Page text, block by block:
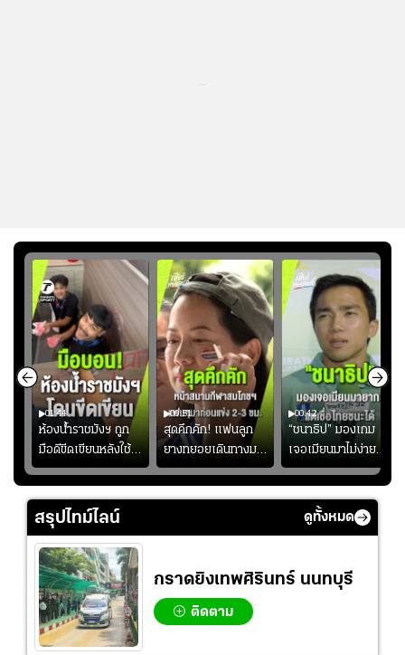
01:44
ห้องน้ำราชมังฯ ถูก
มือดีขีดเขียนหลังใช้
งานเพียงนัดเดียว
สมาคมฟุตบอลฯ
วอนแฟนบอลร่วมกัน
ดูแล
00:51
สุดคึกคัก! แฟนลูก
ยางทยอยเดินทางมา
หน้าสนามกีฬา
สมโภชฯ กันอย่าง
00:42
“ชนาธิป” มองเกม
เจอเมียนมาไม่ง่าย
ยอมรับเป็นงานยาก
สำหรับทีมชาติไทย
แต่เชื่อมั่นศักยภาพ
สรุปไทม์ไลน์ ดูทั้งหมด
กราดยิงเทพศิรินทร์ นนทบุรี
ติดตาม